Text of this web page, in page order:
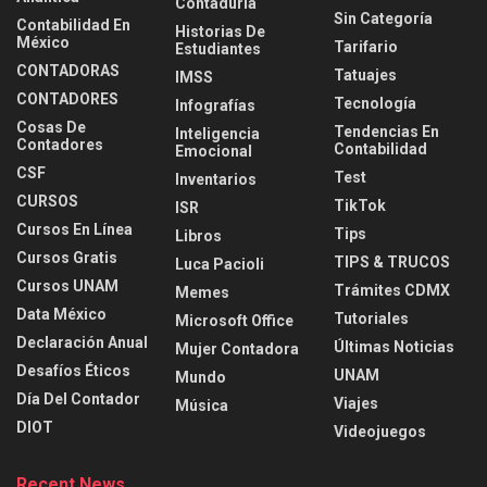
Contabilidad En
México
CONTADORAS
CONTADORES
Cosas De
Contadores
CSF
CURSOS
Cursos En Línea
Cursos Gratis
Cursos UNAM
Data México
Declaración Anual
Desafíos Éticos
Día Del Contador
DIOT
Historias De
Estudiantes
IMSS
Infografías
Inteligencia
Emocional
Inventarios
ISR
Libros
Luca Pacioli
Memes
Microsoft Office
Mujer Contadora
Mundo
Música
Sin Categoría
Tarifario
Tatuajes
Tecnología
Tendencias En
Contabilidad
Test
TikTok
Tips
TIPS & TRUCOS
Trámites CDMX
Tutoriales
Últimas Noticias
UNAM
Viajes
Videojuegos